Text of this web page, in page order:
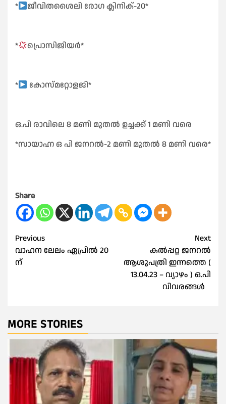
* ജീവിതശൈലി രോഗ ക്ലിനിക്-20*
* പ്രൊസിജിയർ*
* കോസ്മറ്റോളജി*
ഒ.പി രാവിലെ 8 മണി മുതൽ ഉച്ചക്ക് 1 മണി വരെ
*സായാഹ്ന ഒ പി ജനറൽ-2 മണി മുതൽ 8 മണി വരെ*
Share
Post
navigation
Previous
വാഹന ലേലം ഏപ്രില്‍ 20
ന്
Next
കൽപ്പറ്റ ജനറൽ
ആശുപത്രി ഇന്നത്തെ (
13.04.23 – വ്യാഴം ) ഒ.പി
വിവരങ്ങൾ
MORE STORIES